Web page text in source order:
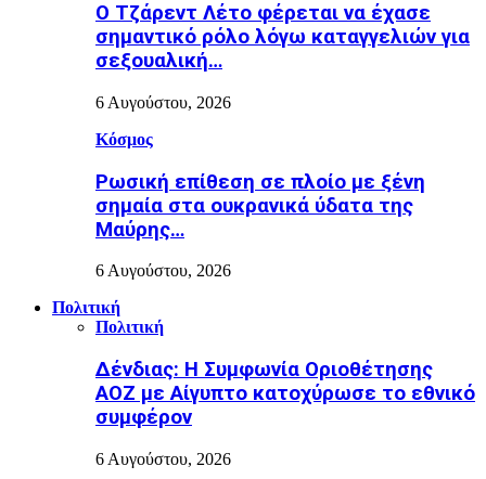
Ο Τζάρεντ Λέτο φέρεται να έχασε
σημαντικό ρόλο λόγω καταγγελιών για
σεξουαλική…
6 Αυγούστου, 2026
Κόσμος
Ρωσική επίθεση σε πλοίο με ξένη
σημαία στα ουκρανικά ύδατα της
Μαύρης…
6 Αυγούστου, 2026
Πολιτική
Πολιτική
Δένδιας: Η Συμφωνία Οριοθέτησης
ΑΟΖ με Αίγυπτο κατοχύρωσε το εθνικό
συμφέρον
6 Αυγούστου, 2026